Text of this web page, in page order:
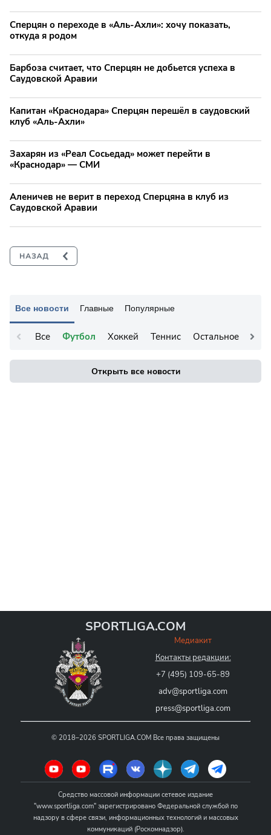
Все новости Главные Популярные
Все Футбол Хоккей Теннис Остальное
Открыть все новости
Сперцян о переходе в «Аль-Ахли»: хочу показать,
откуда я родом
Барбоза считает, что Сперцян не добьется успеха в
Саудовской Аравии
Капитан «Краснодара» Сперцян перешёл в саудовский
клуб «Аль-Ахли»
Захарян из «Реал Сосьедад» может перейти в
«Краснодар» — СМИ
Аленичев не верит в переход Сперцяна в клуб из
Саудовской Аравии
SPORTLIGA.COM
Медиакит
Контакты редакции:
+7 (495) 109-65-89
adv@sportliga.com
press@sportliga.com
© 2018–2026 SPORTLIGA.COM Все права защищены
Средство массовой информации сетевое издание
"www.sportliga.com" зарегистрировано Федеральной службой по
надзору в сфере связи, информационных технологий и массовых
коммуникаций (Роскомнадзор).